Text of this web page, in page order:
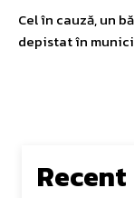
Cel în cauză, un
depistat în
Recent